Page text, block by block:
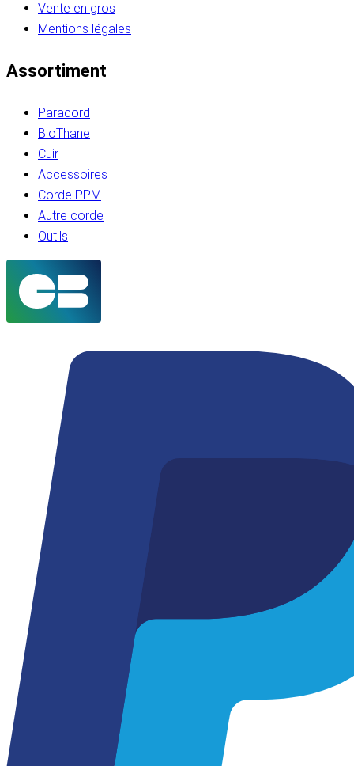
Vente en gros
Mentions légales
Assortiment
Paracord
BioThane
Cuir
Accessoires
Corde PPM
Autre corde
Outils